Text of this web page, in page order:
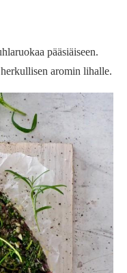
pääsiäiseen.
aromin lihalle.